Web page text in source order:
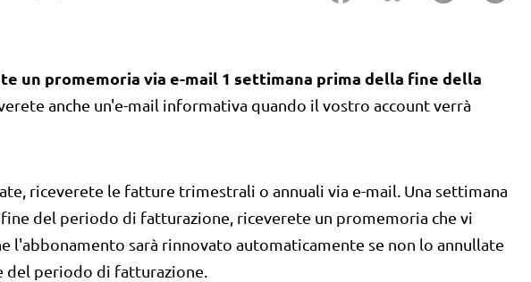
un promemoria via e-mail 1 settimana prima della fine della
anche un'e-mail informativa quando il vostro account verrà
riceverete le fatture trimestrali o annuali via e-mail. Una settimana
del periodo di fatturazione, riceverete un promemoria che vi
l'abbonamento sarà rinnovato automaticamente se non lo annullate
del periodo di fatturazione.